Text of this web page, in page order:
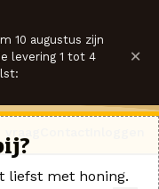
10 augustus zijn
levering 1 tot 4
×
liefst met honing.